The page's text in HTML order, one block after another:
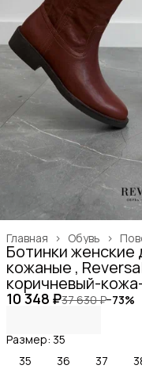
Обувь ›
Главная ›
Ботинки женские
кожаные ,
коричневый-
10 348 ₽37 630 ₽−73%
Размер: 35
35
36 37